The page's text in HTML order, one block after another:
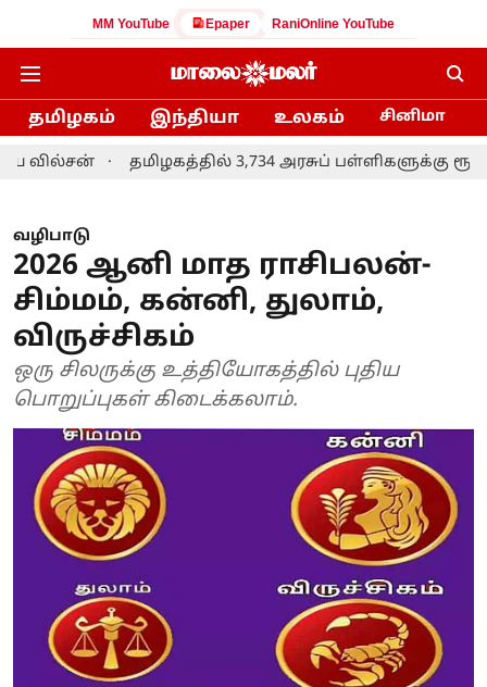
MM YouTube Epaper RaniOnline YouTube
தமிழகம் இந்தியா உலகம் சினிமா
தமிழகத்தில் 3,734 அரசுப் பள்ளிகளுக்கு ரூ.2,132
வழிபாடு
2026 ஆனி மாத ராசிபலன்-
சிம்மம், கன்னி, துலாம்,
விருச்சிகம்
ஒரு சிலருக்கு உத்தியோகத்தில் புதிய
பொறுப்புகள் கிடைக்கலாம்.